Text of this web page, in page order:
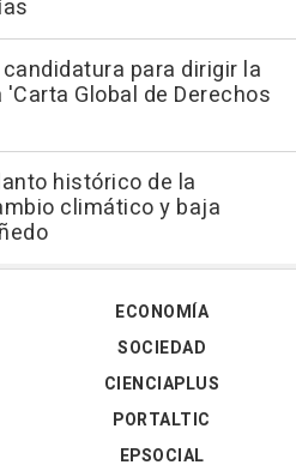
para dirigir la
'Carta Global de Derechos
histórico de la
climático y baja
ECONOMÍA
SOCIEDAD
CIENCIAPLUS
PORTALTIC
EPSOCIAL